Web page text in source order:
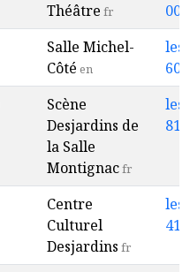
Théâtre fr
Salle Michel-
Côté en
Scène
Desjardins de
la Salle
Montignacfr
Centre
Culturel
Desjardins fr